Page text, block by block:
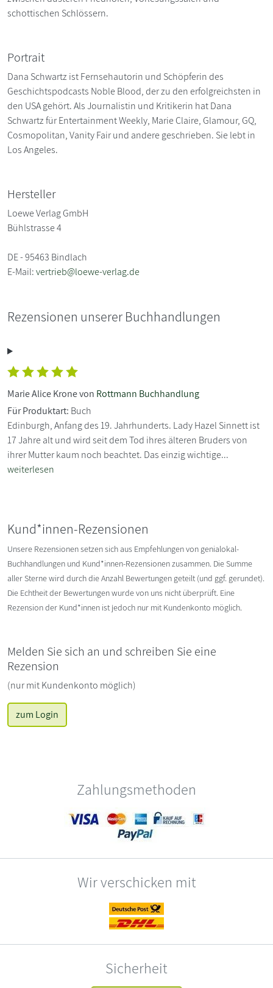
schottischen Schlössern.
Portrait
Dana Schwartz ist Fernsehautorin und Schöpferin des
Geschichtspodcasts Noble Blood, der zu den erfolgreichsten in
den USA gehört. Als Journalistin und Kritikerin hat Dana
Schwartz für Entertainment Weekly, Marie Claire, Glamour, GQ,
Cosmopolitan, Vanity Fair und andere geschrieben. Sie lebt in
Los Angeles.
Hersteller
Loewe Verlag GmbH
Bühlstrasse 4
DE - 95463 Bindlach
E-Mail:vertrieb@loewe-verlag.de
Rezensionen unserer Buchhandlungen
Marie Alice Krone von Rottmann Buchhandlung
Für Produktart: Buch
Edinburgh, Anfang des 19. Jahrhunderts. Lady Hazel Sinnett ist
17 Jahre alt und wird seit dem Tod ihres älteren Bruders von
ihrer Mutter kaum noch beachtet. Das einzig wichtige...
weiterlesen
Kund*innen-Rezensionen
Unsere Rezensionen setzen sich aus Empfehlungen von genialokal-
Buchhandlungen und Kund*innen-Rezensionen zusammen. Die Summe
aller Sterne wird durch die Anzahl Bewertungen geteilt (und ggf. gerundet).
Die Echtheit der Bewertungen wurde von uns nicht überprüft. Eine
Rezension der Kund*innen ist jedoch nur mit Kundenkonto möglich.
Melden Sie sich an und schreiben Sie eine
Rezension
(nur mit Kundenkonto möglich)
zum Login
Zahlungsmethoden
Wir verschicken mit
Sicherheit